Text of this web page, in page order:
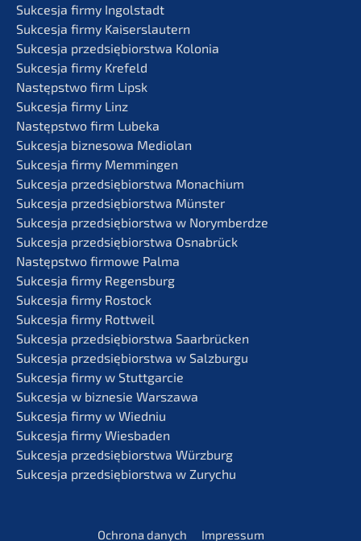
Sukces­ja firmy Ingolstadt
Sukces­ja firmy Kaiserslautern
Sukces­ja przedsię­bi­orst­wa Kolonia
Sukces­ja firmy Krefeld
Następst­wo firm Lipsk
Sukces­ja firmy Linz
Następst­wo firm Lubeka
Sukces­ja bizne­so­wa Mediolan
Sukces­ja firmy Memmingen
Sukces­ja przedsię­bi­orst­wa Monachium
Sukces­ja przedsię­bi­orst­wa Münster
Sukces­ja przedsię­bi­orst­wa w Norymberdze
Sukces­ja przedsię­bi­orst­wa Osnabrück
Następst­wo firmo­we Palma
Sukces­ja firmy Regensburg
Sukces­ja firmy Rostock
Sukces­ja firmy Rottweil
Sukces­ja przedsię­bi­orst­wa Saarbrücken
Sukces­ja przedsię­bi­orst­wa w Salzburgu
Sukces­ja firmy w Stuttgarcie
Sukces­ja w bizne­sie Warszawa
Sukces­ja firmy w Wiedniu
Sukces­ja firmy Wiesbaden
Sukces­ja przedsię­bi­orst­wa Würzburg
Sukces­ja przedsię­bi­orst­wa w Zurychu
Ochrona danych Impres­sum